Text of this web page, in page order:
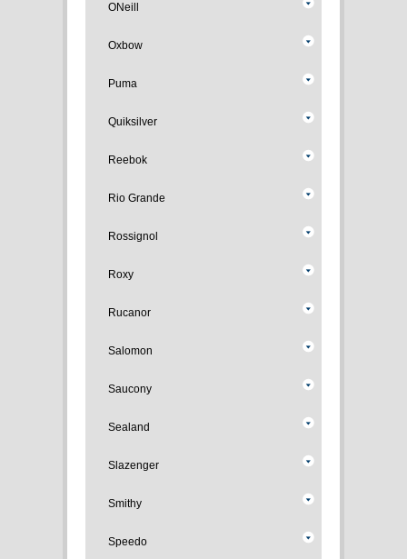
ONeill
Oxbow
Puma
Quiksilver
Reebok
Rio Grande
Rossignol
Roxy
Rucanor
Salomon
Saucony
Sealand
Slazenger
Smithy
Speedo